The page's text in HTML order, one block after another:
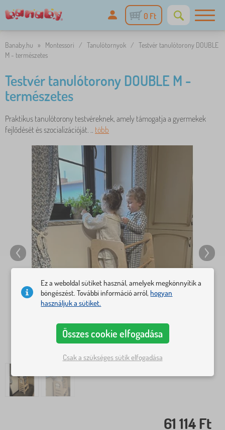
0 Ft
Banaby.hu » Montessori / Tanulótornyok / Testvér tanulótorony DOUBLE
M - természetes
Testvér tanulótorony DOUBLE M -
természetes
Praktikus tanulótorony testvéreknek, amely támogatja a gyermekek
fejlődését és szocializációját. .. több
61 114 Ft
Ez a weboldal sütiket használ, amelyek megkönnyítik a
böngészést. További információ arról,hogyan
használjuk a sütiket.
Összes cookie elfogadása
Csak a szükséges sütik elfogadása